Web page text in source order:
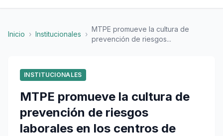
Inicio › Institucionales ›
MTPE promueve la cultura de
prevención de riesgos...
INSTITUCIONALES
MTPE promueve la cultura de
prevención de riesgos
laborales en los centros de